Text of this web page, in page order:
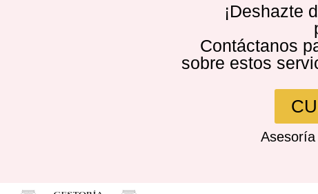
¡Deshazte
Contáctanos
sobre estos